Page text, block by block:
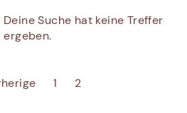
Suche hat keine Treffer
ergeben.
1 2